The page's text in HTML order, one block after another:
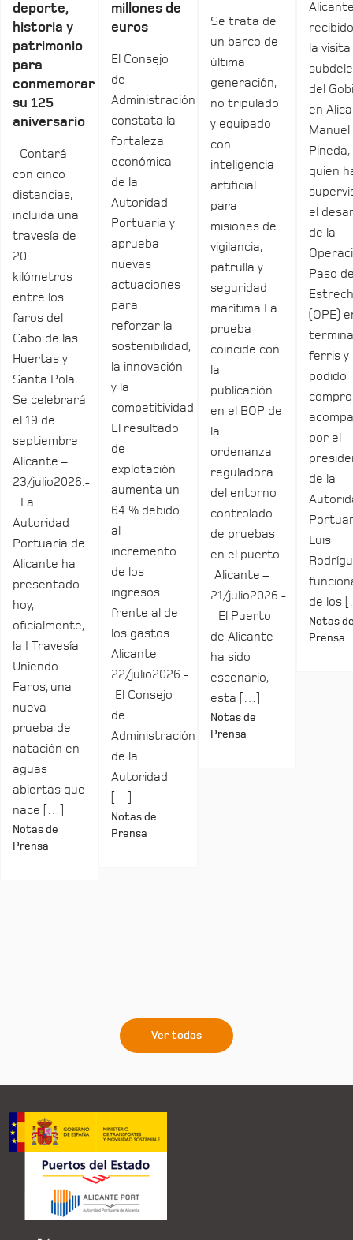
deporte,
historia y
patrimonio
para
conmemorar
su 125
aniversario
Contará
con cinco
distancias,
incluida una
travesía de
20
kilómetros
entre los
faros del
Cabo de las
Huertas y
Santa Pola
Se celebrará
el 19 de
septiembre
Alicante –
23/julio2026.-
La
Autoridad
Portuaria de
Alicante ha
presentado
hoy,
oficialmente,
la I Travesía
Uniendo
Faros, una
nueva
prueba de
natación en
aguas
abiertas que
nace […]
Notas de
Prensa
millones de
euros
El Consejo
de
Administración
constata la
fortaleza
económica
de la
Autoridad
Portuaria y
aprueba
nuevas
actuaciones
para
reforzar la
sostenibilidad,
la innovación
y la
competitividad
El resultado
de
explotación
aumenta un
64 % debido
al
incremento
de los
ingresos
frente al de
los gastos
Alicante –
22/julio2026.-
El Consejo
de
Administración
de la
Autoridad
Notas de
Prensa
Se trata de
un barco de
última
generación,
no tripulado
y equipado
con
inteligencia
artificial
para
misiones de
vigilancia,
patrulla y
seguridad
marítima La
prueba
coincide con
la
publicación
en el BOP de
la
ordenanza
reguladora
del entorno
controlado
de pruebas
en el puerto
Alicante –
21/julio2026.-
El Puerto
de Alicante
ha sido
escenario,
esta […]
Notas de
Prensa
la
del
en
Manuel
Pineda,
quien
el
de la
Paso
(OPE)
ferris y
podido
por el
de la
Luis
de los
Notas
Prensa
Ver todas